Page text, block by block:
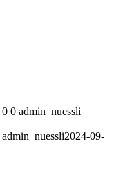
0 0 admin_nuessli
admin_nuessli2024-09-